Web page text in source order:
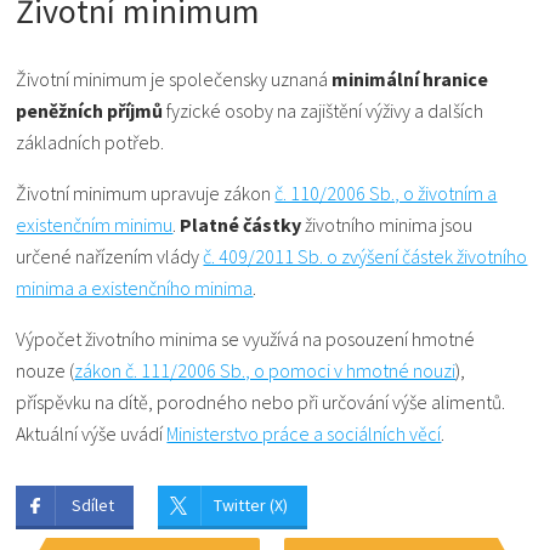
Životní minimum
Životní minimum je společensky uznaná minimální hranice
peněžních příjmů fyzické osoby na zajištění výživy a dalších
základních potřeb.
Životní minimum upravuje zákonč. 110/2006 Sb., o životním a
existenčním minimu Platné částky životního minima jsou
určené nařízením vládyč. 409/2011 Sb. o zvýšení částek životního
minima a existenčního minima
Výpočet životního minima se využívá na posouzení hmotné
nouze (zákon č. 111/2006 Sb., o pomoci v hmotné nouzi),
příspěvku na dítě, porodného nebo při určování výše alimentů.
Aktuální výše uvádí Ministerstvo práce a sociálních věcí
Sdílet Twitter (X)